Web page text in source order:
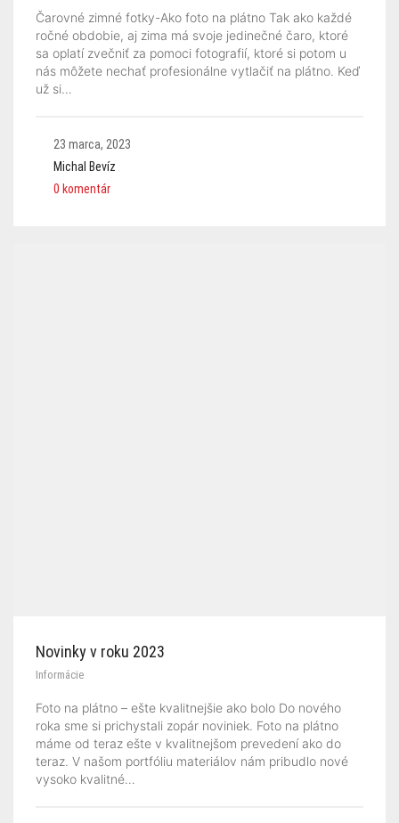
Čarovné zimné fotky-Ako foto na plátno Tak ako každé
ročné obdobie, aj zima má svoje jedinečné čaro, ktoré
sa oplatí zvečniť za pomoci fotografií, ktoré si potom u
nás môžete nechať profesionálne vytlačiť na plátno. Keď
už si…
23 marca, 2023
Michal Bevíz
0 komentár
Novinky v roku 2023
Informácie
Foto na plátno – ešte kvalitnejšie ako bolo Do nového
roka sme si prichystali zopár noviniek. Foto na plátno
máme od teraz ešte v kvalitnejšom prevedení ako do
teraz. V našom portfóliu materiálov nám pribudlo nové
vysoko kvalitné…